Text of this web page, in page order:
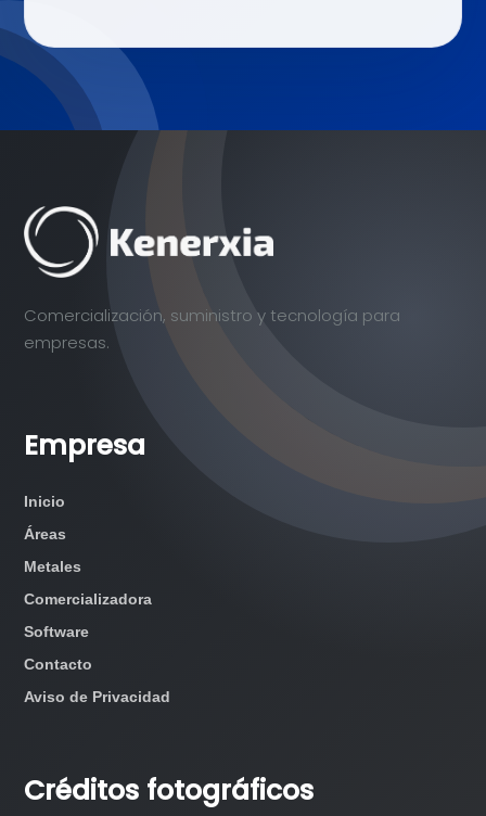
Comercialización, suministro y tecnología para
empresas.
Empresa
Inicio
Áreas
Metales
Comercializadora
Software
Contacto
Aviso de Privacidad
Créditos fotográficos